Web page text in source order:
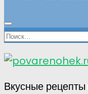
Найти:
Вкусные рецепты